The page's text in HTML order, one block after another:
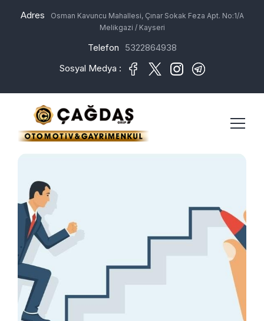
Adres
Osman Kavuncu Mahallesi, Çınar Sokak Feza Apt. No:1/A
Melikgazi / Kayseri
Telefon
5322864938
Sosyal Medya :